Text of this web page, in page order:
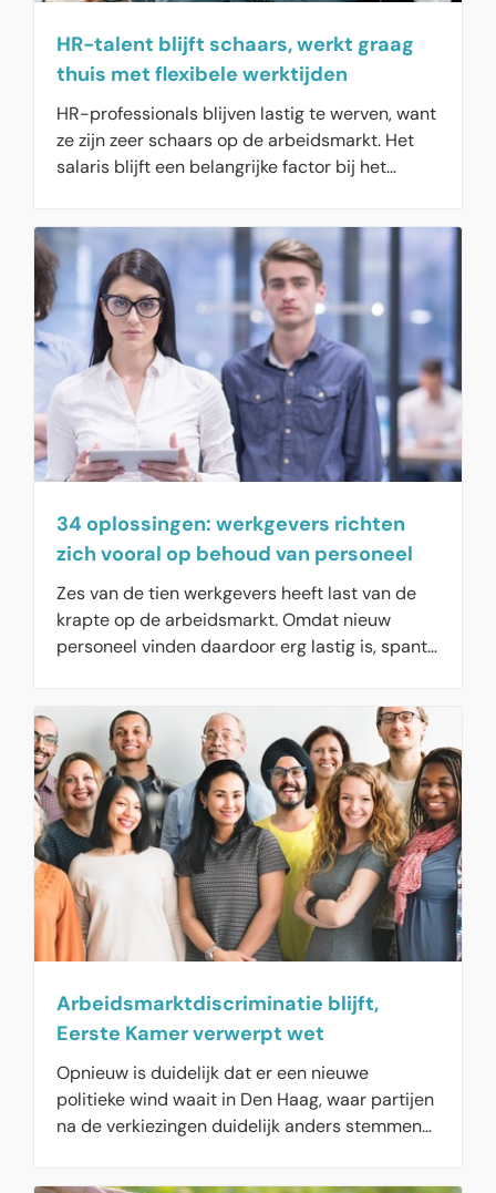
HR-talent blijft schaars, werkt graag
thuis met flexibele werktijden
HR-professionals blijven lastig te werven, want
ze zijn zeer schaars op de arbeidsmarkt. Het
salaris blijft een belangrijke factor bij het
zelfstandigheid in de functie en de
mogelijkheid voor thuiswerken ook belangrijke
factoren zijn om HR-professionals te werven.
En bij sollicitaties, ontmoet de HR-professional
graag het management waarmee zij of hij gaat
samenwerken.
34 oplossingen: werkgevers richten
zich vooral op behoud van personeel
Zes van de tien werkgevers heeft last van de
krapte op de arbeidsmarkt. Omdat nieuw
personeel vinden daardoor erg lastig is, spant
handje te helpen, heeft uitvoeringsorganisatie
UWV 34 oplossingen uitgewerkt waarmee zij
de krapte op de arbeidsmarkt te lijf kunnen
gaan.
Arbeidsmarktdiscriminatie blijft,
Eerste Kamer verwerpt wet
Opnieuw is duidelijk dat er een nieuwe
politieke wind waait in Den Haag, waar partijen
na de verkiezingen duidelijk anders stemmen